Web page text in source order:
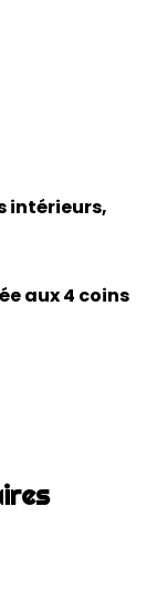
intérieurs,
aux 4 coins